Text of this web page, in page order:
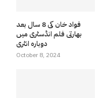
فواد خان کی 8 سال بعد
بھارتی فلم انڈسٹری میں
دوبارہ انٹری
October 8, 2024